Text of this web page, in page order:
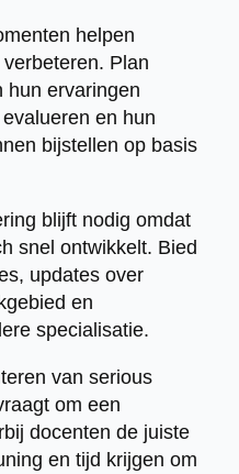
helpen
Plan
hun ervaringen
en hun
bijstellen op basis
blijft nodig omdat
snel ontwikkelt. Bied
updates over
en
specialisatie.
van serious
om een
docenten de juiste
en tijd krijgen om